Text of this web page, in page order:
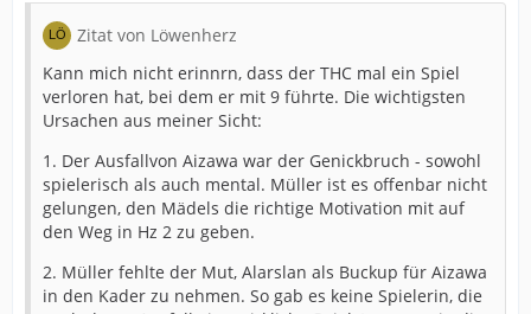
Zitat von Löwenherz
Kann mich nicht erinnrn, dass der THC mal ein Spiel
verloren hat, bei dem er mit 9 führte. Die wichtigsten
Ursachen aus meiner Sicht:
1. Der Ausfallvon Aizawa war der Genickbruch - sowohl
spielerisch als auch mental. Müller ist es offenbar nicht
gelungen, den Mädels die richtige Motivation mit auf
den Weg in Hz 2 zu geben.
2. Müller fehlte der Mut, Alarslan als Buckup für Aizawa
in den Kader zu nehmen. So gab es keine Spielerin, die